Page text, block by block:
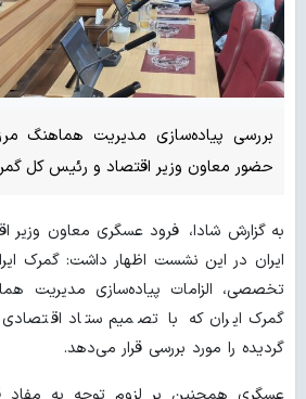
بررسی پیاده‌سازی مدیریت هماهنگ
حضور معاون وزیر اقتصاد و رئیس کل
به گزارش شادا، فرود عسگری معاون
ایران در این نشست اظهار داشت: گمرک
تخصصی، الزامات پیاده‌سازی مدیریت
گمرک ایران که با تصمیم ستاد
گردیده را مورد بررسی قرار می‌دهد.